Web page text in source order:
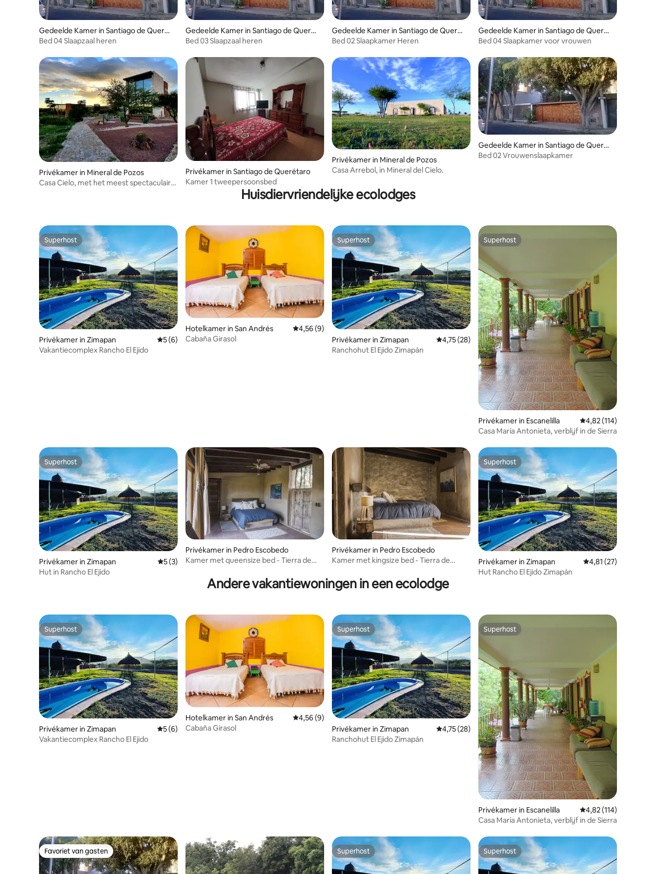
Gedeelde Kamer in Santiago de Querét
aro
Bed 04 Slaapzaal heren
Gedeelde Kamer in Santiago de Querét
aro
Bed 03 Slaapzaal heren
Gedeelde Kamer in Santiago de Querét
aro
Bed 02 Slaapkamer Heren
Gedeelde Kamer in Santiago de Querét
aro
Bed 04 Slaapkamer voor vrouwen
Privékamer in Mineral de Pozos
Casa Cielo, met het meest spectaculaire
Privékamer in Santiago de Querétaro
Kamer 1 tweepersoonsbed
Privékamer in Mineral de Pozos
Casa Arrebol, in Mineral del Cielo.
Gedeelde Kamer in Santiago de Querét
aro
Bed 02 Vrouwenslaapkamer
Huisdiervriendelijke ecolodges
Superhost
Superhost
Privékamer in Zimapan Gemiddelde beoordeling van 5 uit 5, 6 recensies
5 (6)
Vakantiecomplex Rancho El Ejido
Hotelkamer in San Andrés Gemiddelde beoordeling van 4,56 uit 5, 9 recensies
4,56 (9)
Cabaña Girasol
Superhost
Superhost
Privékamer in Zimapan Gemiddelde beoordeling van 4,75 uit 5, 28 recensies
4,75 (28)
Ranchohut El Ejido Zimapán
Superhost
Superhost
Privékamer in Escanelilla Gemiddelde
4,82 (114)
Casa María Antonieta, verblijf in de Sierra
Superhost
Superhost
Privékamer in Zimapan Gemiddelde beoordeling van 5 uit 5, 3 recensies
5 (3)
Hut in Rancho El Ejido
Privékamer in Pedro Escobedo
Kamer met queensize bed - Tierra de
Privékamer in Pedro Escobedo
Kamer met kingsize bed - Tierra de
Superhost
Superhost
Privékamer in Zimapan Gemiddelde
4,81 (27)
Hut Rancho El Ejido Zimapán
Andere vakantiewoningen in een ecolodge
Superhost
Superhost
Privékamer in Zimapan Gemiddelde beoordeling van 5 uit 5, 6 recensies
5 (6)
Vakantiecomplex Rancho El Ejido
Hotelkamer in San Andrés Gemiddelde beoordeling van 4,56 uit 5, 9 recensies
4,56 (9)
Cabaña Girasol
Superhost
Superhost
Privékamer in Zimapan Gemiddelde beoordeling van 4,75 uit 5, 28 recensies
4,75 (28)
Ranchohut El Ejido Zimapán
Superhost
Superhost
Privékamer in Escanelilla Gemiddelde
4,82 (114)
Casa María Antonieta, verblijf in de Sierra
Favoriet van gasten
Favoriet van gasten Superhost
Superhost Superhost
Superhost